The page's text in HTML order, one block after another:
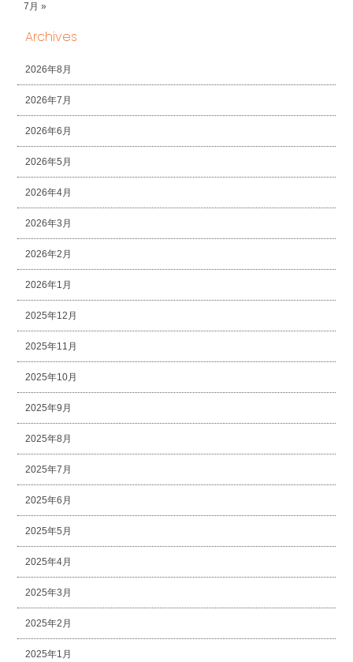
7月 »
Archives
2026年8月
2026年7月
2026年6月
2026年5月
2026年4月
2026年3月
2026年2月
2026年1月
2025年12月
2025年11月
2025年10月
2025年9月
2025年8月
2025年7月
2025年6月
2025年5月
2025年4月
2025年3月
2025年2月
2025年1月